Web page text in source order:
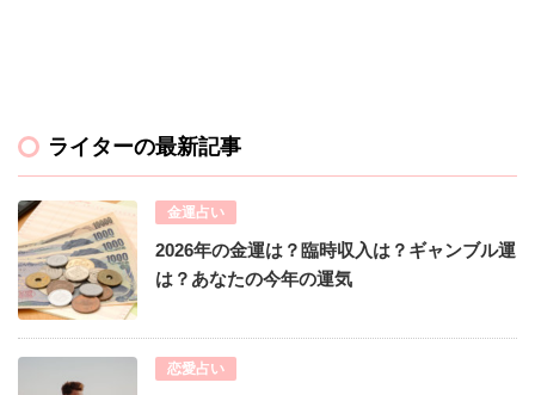
ライターの最新記事
金運占い
2026年の金運は？臨時収入は？ギャンブル運
は？あなたの今年の運気
恋愛占い